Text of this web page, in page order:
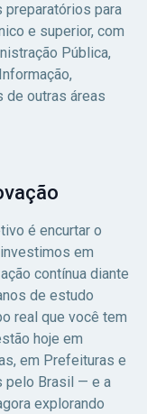
preparatórios para
e superior, com
Pública,
de outras áreas
é encurtar o
em
contínua diante
de estudo
real que você tem
hoje em
em Prefeituras e
pelo Brasil — e a
explorando